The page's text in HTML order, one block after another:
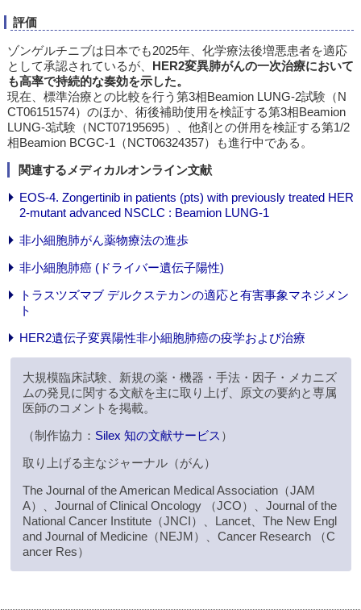
評価
ゾンゲルチニブは日本でも2025年、化学療法後増悪患者を適応
として承認されているが、 HER2変異肺がんの一次治療において
も高率で持続的な奏効を示した。
現在、標準治療との比較を行う第3相Beamion LUNG-2試験（N
CT06151574）のほか、術後補助使用を検証する第3相Beamion
LUNG-3試験（NCT07195695）、他剤との併用を検証する第1/2
相Beamion BCGC-1（NCT06324357）も進行中である。
関連するメディカルオンライン文献
EOS-4. Zongertinib in patients (pts) with previously treated HER
2-mutant advanced NSCLC : Beamion LUNG-1
非小細胞肺がん薬物療法の進歩
非小細胞肺癌 (ドライバー遺伝子陽性)
トラスツズマブ デルクステカンの適応と有害事象マネジメン
ト
HER2遺伝子変異陽性非小細胞肺癌の疫学および治療
大規模臨床試験、新規の薬・機器・手法・因子・メカニズ
ムの発見に関する文献を主に取り上げ、原文の要約と専属
医師のコメントを掲載。
（制作協力： Silex 知の文献サービス ）
取り上げる主なジャーナル（がん）
The Journal of the American Medical Association（JAM
A）、Journal of Clinical Oncology （JCO）、Journal of the
National Cancer Institute（JNCI）、Lancet、The New Engl
and Journal of Medicine（NEJM）、Cancer Research （C
ancer Res）